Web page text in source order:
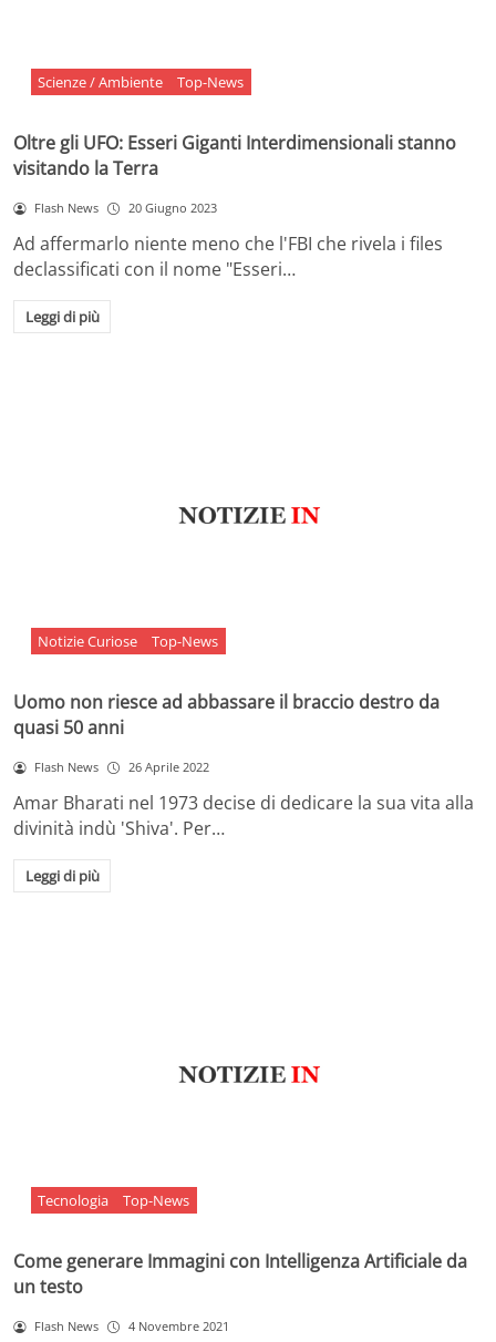
Scienze / Ambiente Top-News
Oltre gli UFO: Esseri Giganti Interdimensionali stanno
visitando la Terra
Flash News 20 Giugno 2023
Ad affermarlo niente meno che l'FBI che rivela i files
declassificati con il nome "Esseri…
Leggi di più
Notizie Curiose Top-News
Uomo non riesce ad abbassare il braccio destro da
quasi 50 anni
Flash News 26 Aprile 2022
Amar Bharati nel 1973 decise di dedicare la sua vita alla
divinità indù 'Shiva'. Per…
Leggi di più
Tecnologia Top-News
Come generare Immagini con Intelligenza Artificiale da
un testo
Flash News 4 Novembre 2021